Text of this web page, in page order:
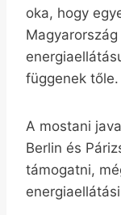
oka, hogy
függenek tőle.
A mostani
Berlin és
támogatni,